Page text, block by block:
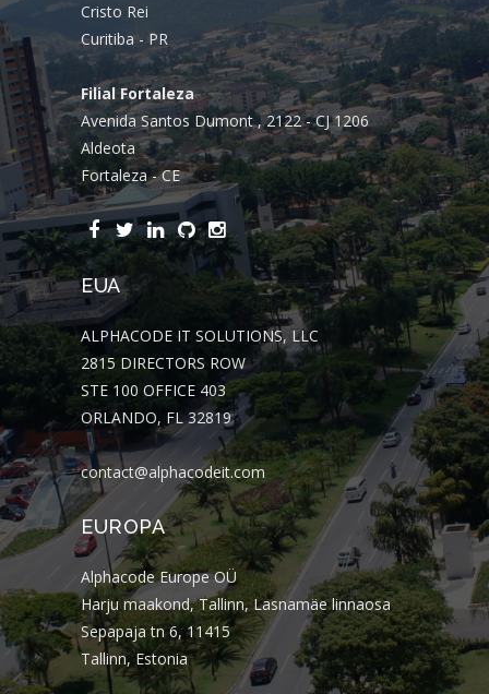
Cristo Rei
Curitiba - PR
Filial Fortaleza
Avenida Santos Dumont , 2122 - CJ 1206
Aldeota
Fortaleza - CE
EUA
ALPHACODE IT SOLUTIONS, LLC
2815 DIRECTORS ROW
STE 100 OFFICE 403
ORLANDO, FL 32819
contact@alphacodeit.com
EUROPA
Alphacode Europe OÜ
Harju maakond, Tallinn, Lasnamäe linnaosa
Sepapaja tn 6, 11415
Tallinn, Estonia